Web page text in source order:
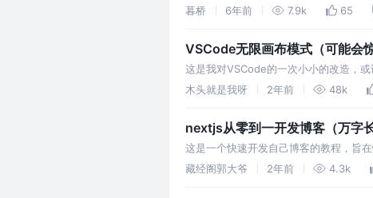
解（三）——从字节码看V8的演变，本
暮桥 6年前 7.9k 65
VSCode无限画布模式（可能会
这是我对VSCode的一次小小的改造，
木头就是我呀
2年前 48k
nextjs从零到一开发博客（万字
这是一个快速开发自己博客的教程，旨
己的cms平台
藏经阁郭大爷 2年前 4.3k